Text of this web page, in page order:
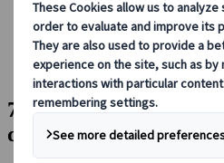
Japanspecialist
Consejos de viaje para cada
7 Platos de la gastronomía
7 Platos de la
debes probar